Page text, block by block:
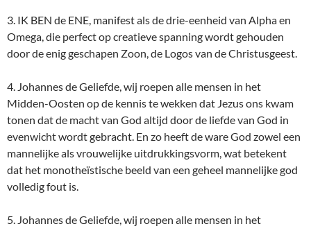
3. IK BEN de ENE, manifest als de drie-eenheid van Alpha en
Omega, die perfect op creatieve spanning wordt gehouden
door de enig geschapen Zoon, de Logos van de Christusgeest.
4. Johannes de Geliefde, wij roepen alle mensen in het
Midden-Oosten op de kennis te wekken dat Jezus ons kwam
tonen dat de macht van God altijd door de liefde van God in
evenwicht wordt gebracht. En zo heeft de ware God zowel een
mannelijke als vrouwelijke uitdrukkingsvorm, wat betekent
dat het monotheïstische beeld van een geheel mannelijke god
volledig fout is.
5. Johannes de Geliefde, wij roepen alle mensen in het